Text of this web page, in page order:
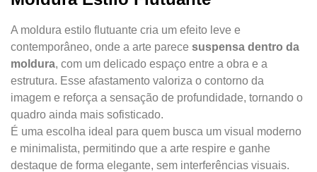
A moldura estilo flutuante cria um efeito leve e
contemporâneo, onde a arte parece suspensa dentro da
moldura, com um delicado espaço entre a obra e a
estrutura. Esse afastamento valoriza o contorno da
imagem e reforça a sensação de profundidade, tornando o
quadro ainda mais sofisticado.
É uma escolha ideal para quem busca um visual moderno
e minimalista, permitindo que a arte respire e ganhe
destaque de forma elegante, sem interferências visuais.